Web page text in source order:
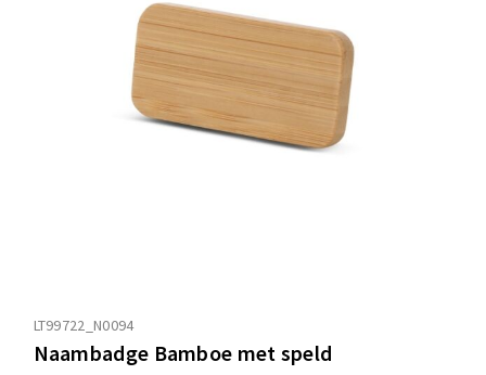
LT99722_N0094
Naambadge Bamboe met speld